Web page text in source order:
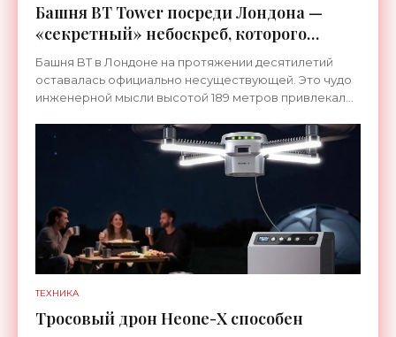
Башня BT Tower посреди Лондона —
«секретный» небоскреб, которого
никогда не существовало -
«Технологии»
Башня BT в Лондоне на протяжении десятилетий
оставалась официально несуществующей. Это чудо
инженерной мысли высотой 189 метров привлекало
королевской
ТЕХНИКА
Тросовый дрон Heone-X способен